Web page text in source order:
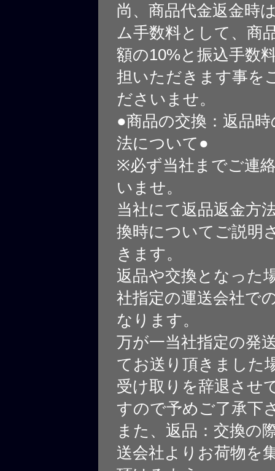
尚、商品代金返金時
ム手数料として、商
額の10%と振込手数
担いただきます事を
ださいませ。
●商品の交換：返品
法について●
※必ず当社までご連
いませ。
当社にて返品返金方
換時についてご説明
きます。
返品や交換となった
社指定の運送会社で
なります。
万が一当社指定の発
てお送り頂きました
受け取りを辞退させ
すので予めご了承下
また、返品：交換の
送会社よりお荷物を